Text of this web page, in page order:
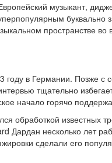
музыкант,
буквально
пространстве
в Германии. Позже с
тщательно
начало горячо
обработкой известных
несколько лет
сделали его